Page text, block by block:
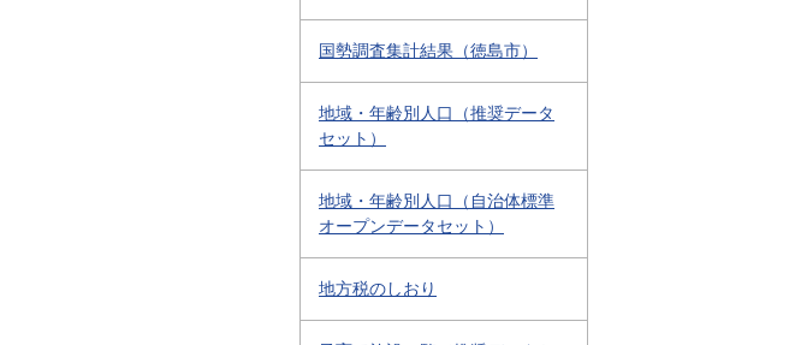
国勢調査集計結果（徳島市）
地域・年齢別人口（推奨データ
セット）
地域・年齢別人口（自治体標準
オープンデータセット）
地方税のしおり